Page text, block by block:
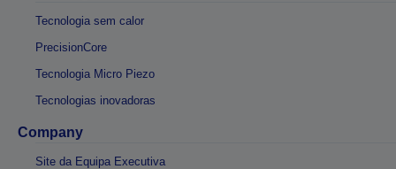
Tecnologia sem calor
PrecisionCore
Tecnologia Micro Piezo
Tecnologias inovadoras
Company
Site da Equipa Executiva